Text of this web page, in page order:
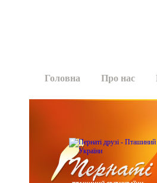
Головна Про нас